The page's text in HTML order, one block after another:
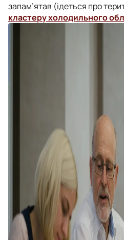
запам’ятав (ідеться про
кластеру холодильного